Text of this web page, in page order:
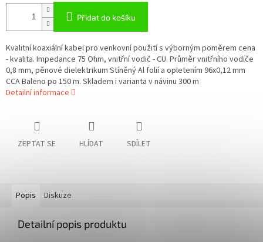
Přidat do košíku
Kvalitní koaxiální kabel pro venkovní použití s výborným poměrem cena
- kvalita. Impedance 75 Ohm, vnitřní vodič - CU. Průměr vnitřního vodiče
0,8 mm, pěnové dielektrikum Stíněný Al folií a opletením 96x0,12 mm
CCA Baleno po 150 m. Skladem i varianta v návinu 300 m
Detailní informace
ZEPTAT SE HLÍDAT SDÍLET
Popis Diskuze
Detailní popis produktu